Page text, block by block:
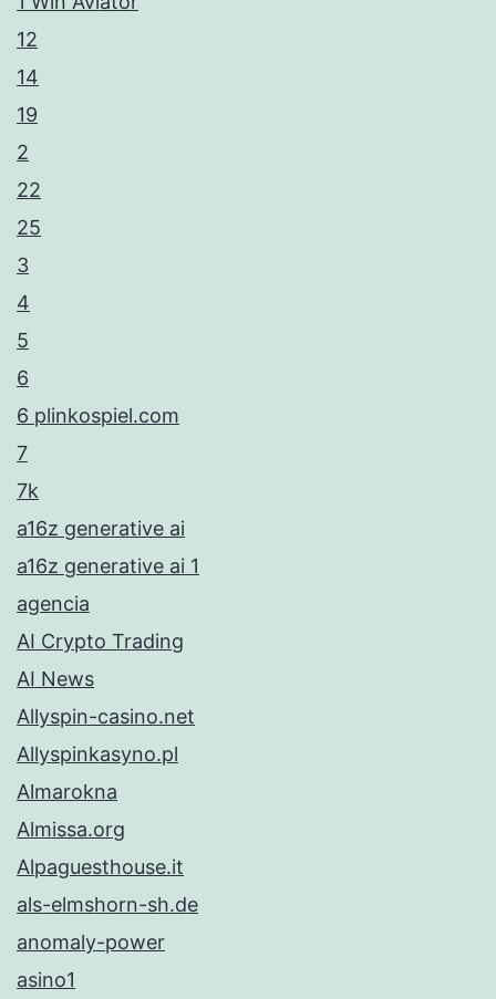
12
14
19
2
22
25
3
4
5
6
6 plinkospiel.com
7
7k
a16z generative ai
a16z generative ai 1
agencia
AI Crypto Trading
AI News
Allyspin-casino.net
Allyspinkasyno.pl
Almarokna
Almissa.org
Alpaguesthouse.it
als-elmshorn-sh.de
anomaly-power
asino1